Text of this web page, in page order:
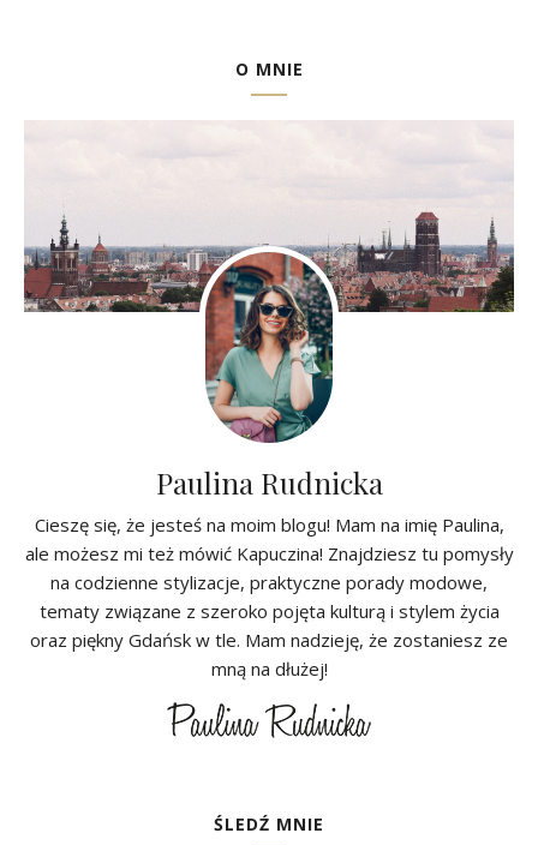
O MNIE
Paulina Rudnicka
Cieszę się, że jesteś na moim blogu! Mam na imię Paulina,
ale możesz mi też mówić Kapuczina! Znajdziesz tu pomysły
na codzienne stylizacje, praktyczne porady modowe,
tematy związane z szeroko pojęta kulturą i stylem życia
oraz piękny Gdańsk w tle. Mam nadzieję, że zostaniesz ze
mną na dłużej!
ŚLEDŹ MNIE